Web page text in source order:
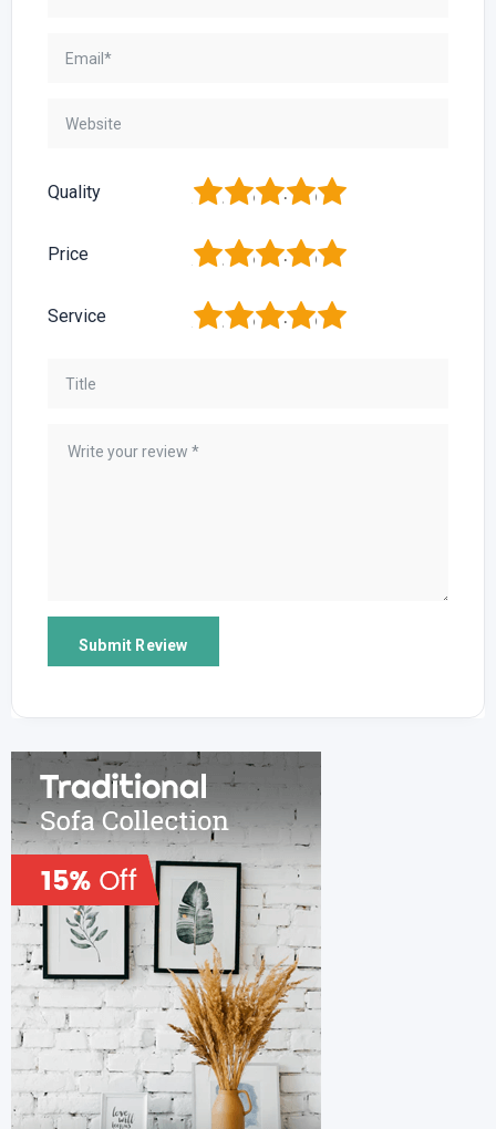
Quality 5
4
3
2
Price 5
4
3
2
Service 5
4
3
2